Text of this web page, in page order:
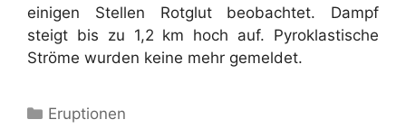
einigen Stellen Rotglut beobachtet. Dampf
steigt bis zu 1,2 km hoch auf. Pyroklastische
Ströme wurden keine mehr gemeldet.
Kategorien
Eruptionen